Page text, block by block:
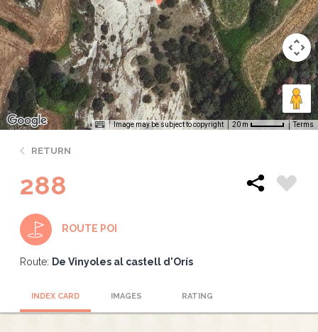
Image may be subject to copyright 20 m Terms
RETURN
288
ROUTE POI
Route: De Vinyoles al castell d'Orís
INDEX CARD IMAGES RATING